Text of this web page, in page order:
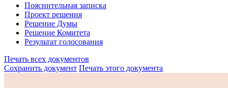
Пояснительная записка
Проект решения
Решение Думы
Решение Комитета
Результат голосования
Печать всех документов
Сохранить документ Печать этого документа